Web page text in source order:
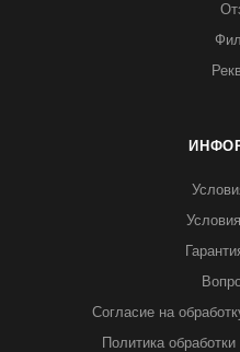
Согласие на
Политика